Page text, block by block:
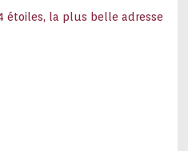
étoiles, la plus belle adresse